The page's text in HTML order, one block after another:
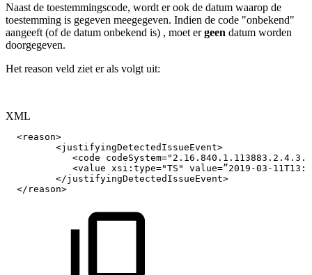
Naast de toestemmingscode, wordt er ook de datum waarop de
toestemming is gegeven meegegeven. Indien de code "onbekend"
aangeeft (of de datum onbekend is) , moet ergeen datum worden
doorgegeven.
Het reason veld ziet er als volgt uit:
XML
<reason>
<justifyingDetectedIssueEvent>
<code codeSystem="
<value xsi: type="TS " value=”2019-03-
</justifyingDetectedIssueEvent>
</ reason>